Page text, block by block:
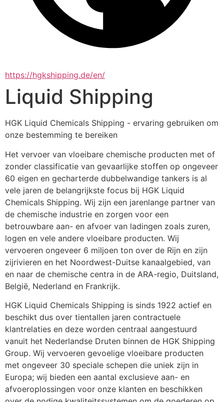
https://hgkshipping.de/en/
Liquid Shipping
HGK Liquid Chemicals Shipping - ervaring gebruiken om
onze bestemming te bereiken
Het vervoer van vloeibare chemische producten met of
zonder classificatie van gevaarlijke stoffen op ongeveer
60 eigen en gecharterde dubbelwandige tankers is al
vele jaren de belangrijkste focus bij HGK Liquid
Chemicals Shipping. Wij zijn een jarenlange partner van
de chemische industrie en zorgen voor een
betrouwbare aan- en afvoer van ladingen zoals zuren,
logen en vele andere vloeibare producten. Wij
vervoeren ongeveer 6 miljoen ton over de Rijn en zijn
zijrivieren en het Noordwest-Duitse kanaalgebied, van
en naar de chemische centra in de ARA-regio, Duitsland,
België, Nederland en Frankrijk.
HGK Liquid Chemicals Shipping is sinds 1922 actief en
beschikt dus over tientallen jaren contractuele
klantrelaties en deze worden centraal aangestuurd
vanuit het Nederlandse Druten binnen de HGK Shipping
Group. Wij vervoeren gevoelige vloeibare producten
met ongeveer 30 speciale schepen die uniek zijn in
Europa; wij bieden een aantal exclusieve aan- en
afvoeroplossingen voor onze klanten en beschikken